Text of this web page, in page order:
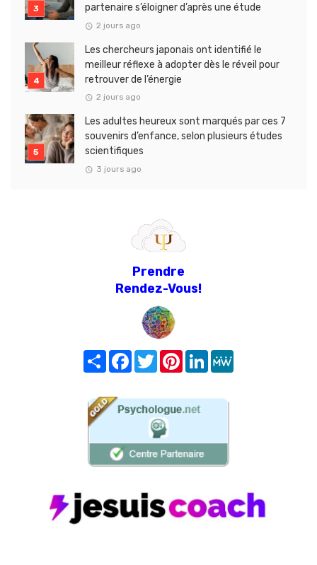
partenaire s’éloigner d’après une étude
2 jours ago
Les chercheurs japonais ont identifié le
meilleur réflexe à adopter dès le réveil pour
retrouver de l’énergie
2 jours ago
Les adultes heureux sont marqués par ces 7
souvenirs d’enfance, selon plusieurs études
scientifiques
3 jours ago
Prendre
Rendez-Vous!
Share FacebookTwitterPinterest
LinkedIn